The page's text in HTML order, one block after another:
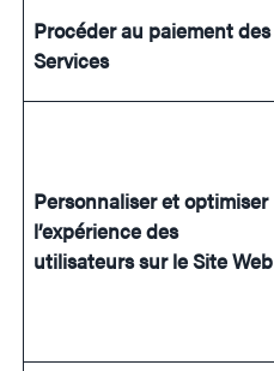
Procéder au paiement des
Services
Personnaliser et optimiser
l’expérience des
utilisateurs sur le Site Web